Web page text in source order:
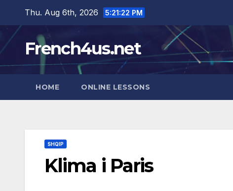
content
Thu. Aug 6th, 2026 5:21:24 PM
French4us.net
HOME ONLINE LESSONS
SHQIP
Klima i Paris